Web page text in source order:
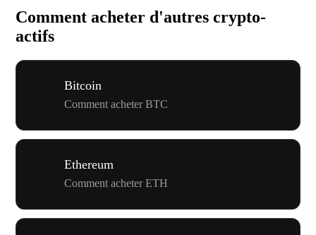
Comment acheter d'autres crypto-
actifs
Bitcoin
Comment acheter BTC
Ethereum
Comment acheter ETH